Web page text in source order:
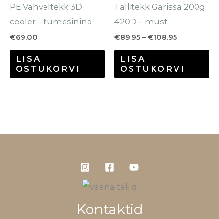
PE Vahveltekk 3D
cooler – tumesinine
€69.00
LISA
OSTUKORVI
tootelehel.
Tallitekk Garissa 200g
420D – must
€89.95 – €108.95
LISA
OSTUKORVI
Kontaktid